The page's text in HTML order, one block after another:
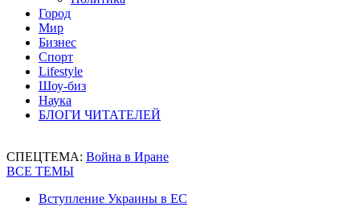
Город
Мир
Бизнес
Спорт
Lifestyle
Шоу-биз
Наука
БЛОГИ ЧИТАТЕЛЕЙ
СПЕЦТЕМА: Война в Иране
ВСЕ ТЕМЫ
Вступление Украины в ЕС